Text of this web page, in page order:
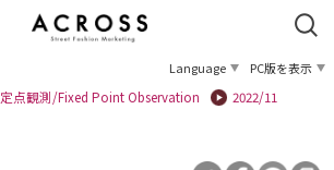
Language
PC版を表示
定点観測/Fixed Point Observation
2022/11